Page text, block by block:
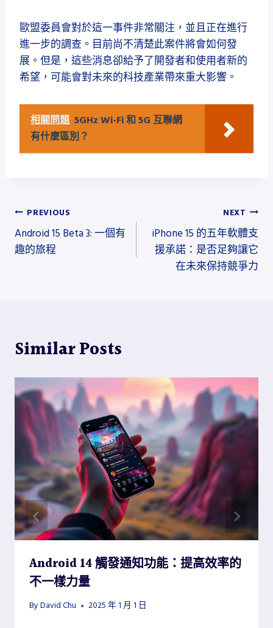
歐盟委員會對於這一事件非常關注，並且正在進行
進一步的調查。目前尚不清楚此案件將會如何發
展。但是，這些消息卻給予了開發者和使用者新的
希望，可能會對未來的科技產業帶來重大影響。
相關問題 5GHz Wi-Fi 和 5G 互聯網
有什麼區別？
文
章
PREVIOUS
Android 15 Beta 3: 一個有
趣的旅程
NEXT
iPhone 15 的五年軟體支
援承諾：是否足夠讓它
在未來保持競爭力
Similar Posts
Android 14 觸發通知功能：提高效率的
不一樣力量
By David Chu 2025 年 1 月 1 日